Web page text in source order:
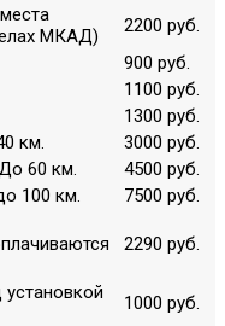
МКАД)
2200 руб.
900 руб.
1100 руб.
1300 руб.
км.
3000 руб.
60 км.
4500 руб.
100 км.
7500 руб.
2290 руб.
1000 руб.